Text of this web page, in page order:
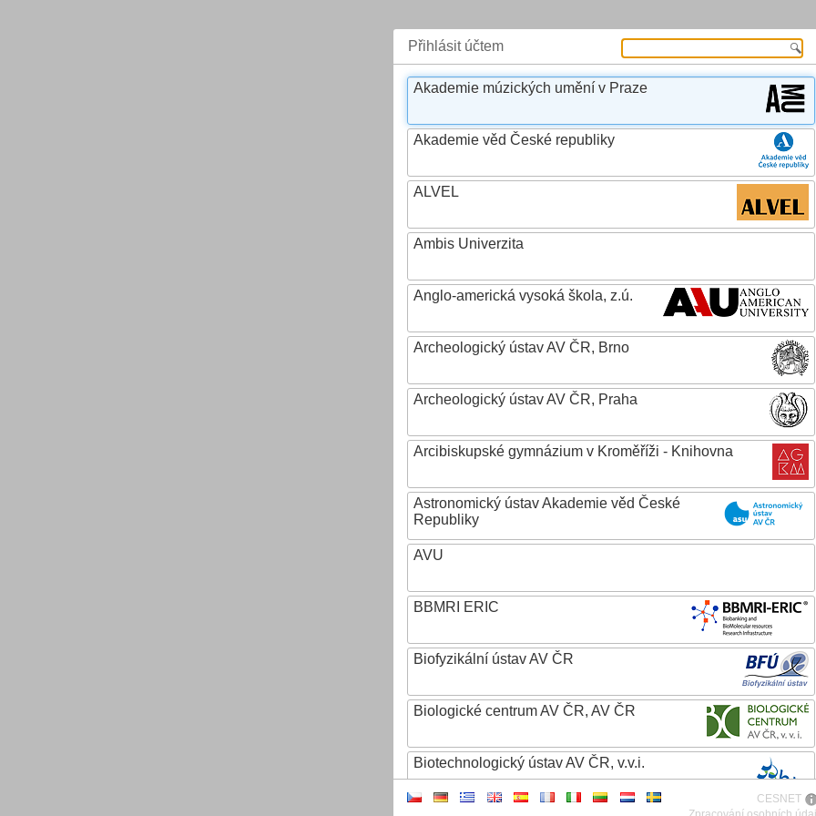
Přihlásit účtem
Akademie múzických umění v Praze
Akademie věd České republiky
ALVEL
Ambis Univerzita
Anglo-americká vysoká škola, z.ú.
Archeologický ústav AV ČR, Brno
Archeologický ústav AV ČR, Praha
Arcibiskupské gymnázium v Kroměříži - Knihovna
Astronomický ústav Akademie věd České
Republiky
AVU
BBMRI ERIC
Biofyzikální ústav AV ČR
Biologické centrum AV ČR, AV ČR
Biotechnologický ústav AV ČR, v.v.i.
CESNET